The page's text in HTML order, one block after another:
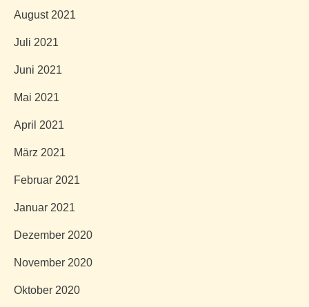
August 2021
Juli 2021
Juni 2021
Mai 2021
April 2021
März 2021
Februar 2021
Januar 2021
Dezember 2020
November 2020
Oktober 2020